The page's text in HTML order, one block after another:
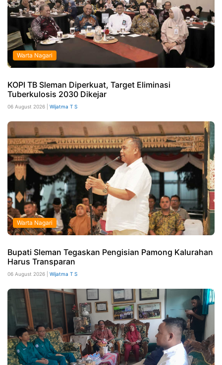
Warta Nagari
KOPI TB Sleman Diperkuat, Target Eliminasi
Tuberkulosis 2030 Dikejar
06 August 2026 | Wijatma T S
Warta Nagari
Bupati Sleman Tegaskan Pengisian Pamong Kalurahan
Harus Transparan
06 August 2026 | Wijatma T S